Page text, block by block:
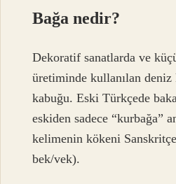
Bağa nedir?
Dekoratif sanatlarda ve
üretiminde kullanılan deniz
kabuğu. Eski Türkçede
eskiden sadece “kurbağa”
kelimenin kökeni
bek/vek).